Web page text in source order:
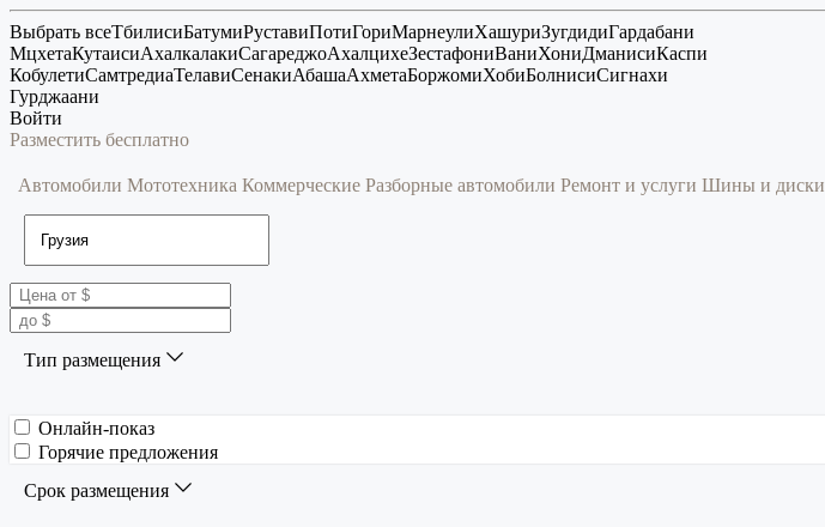
Выбрать всеТбилисиБатумиРуставиПотиГориМарнеулиХашуриЗугдидиГардабани
МцхетаКутаисиАхалкалакиСагареджоАхалцихеЗестафониВаниХониДманисиКаспи
КобулетиСамтредиаТелавиСенакиАбашаАхметаБоржомиХобиБолнисиСигнахи
Гурджаани
Войти
Разместить бесплатно
Автомобили Мототехника Коммерческие Разборные автомобили Ремонт и услуги Шины и диски
Тип размещения
Онлайн-показ
Горячие предложения
Срок размещения